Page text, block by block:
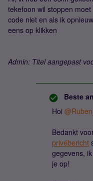
tekefoon wil stoppen
code niet en als ik
eens op klikken
Admin: Titel aangepast
Beste
Hoi
Bedankt
privébericht
gegevens,
je op!